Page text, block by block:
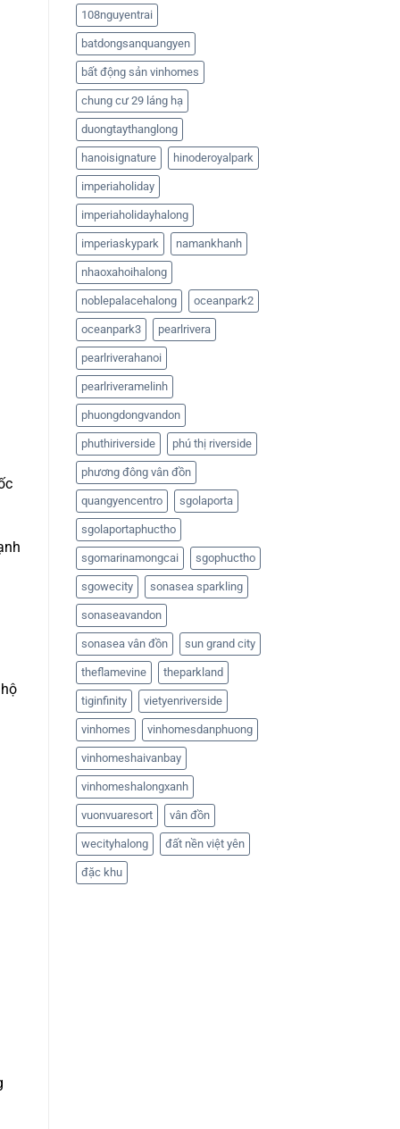
108nguyentrai
batdongsanquangyen
bất động sản vinhomes
chung cư 29 láng hạ
duongtaythanglong
hanoisignature hinoderoyalpark
imperiaholiday
imperiaholidayhalong
imperiaskypark namankhanh
nhaoxahoihalong
noblepalacehalong oceanpark2
oceanpark3 pearlrivera
pearlriverahanoi
pearlriveramelinh
phuongdongvandon
phuthiriverside phú thị riverside
phương đông vân đồn
quangyencentro sgolaporta
sgolaportaphuctho
sgomarinamongcai sgophuctho
sgowecity sonasea sparkling
sonaseavandon
sonasea vân đồn sun grand city
theflamevine theparkland
tiginfinity vietyenriverside
vinhomes vinhomesdanphuong
vinhomeshaivanbay
vinhomeshalongxanh
vuonvuaresort vân đồn
wecityhalong đất nền việt yên
đặc khu